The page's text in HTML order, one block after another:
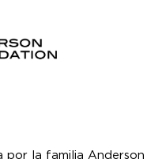
por la familia Anderson